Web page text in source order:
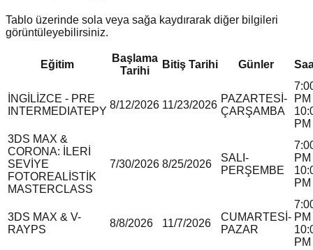
Tablo üzerinde sola veya sağa kaydırarak diğer bilgileri
görüntüleyebilirsiniz.
Eğitim
Başlama
Tarihi
Bitiş Tarihi Günler
İNGİLİZCE - PRE
INTERMEDIATEPY
8/12/2026 11/23/2026
PAZARTESİ-
ÇARŞAMBA
PM
PM
3DS MAX &
CORONA: İLERİ
SEVİYE
FOTOREALİSTİK
MASTERCLASS
7/30/2026 8/25/2026
SALI-
PERŞEMBE
PM
PM
3DS MAX & V-
RAYPS
8/8/2026 11/7/2026
CUMARTESİ-
PAZAR
PM
PM